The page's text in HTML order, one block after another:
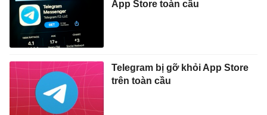
App Store toàn cầu
Telegram bị gỡ khỏi App Store
trên toàn cầu